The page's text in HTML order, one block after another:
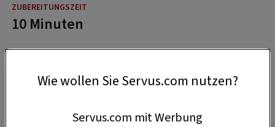
10 Minuten
40 Minuten
Wie wollen Sie Servus.com nutzen?
Servus.com mit Werbung